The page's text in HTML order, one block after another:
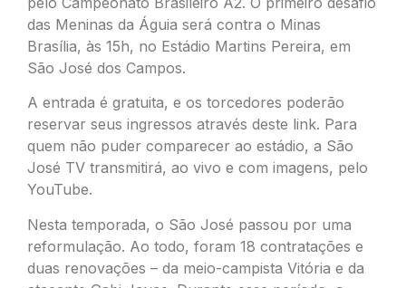
das Meninas da Águia será contra o Minas
Brasília, às 15h, no Estádio Martins Pereira, em
São José dos Campos.
A entrada é gratuita, e os torcedores poderão
reservar seus ingressos através deste link. Para
quem não puder comparecer ao estádio, a São
José TV transmitirá, ao vivo e com imagens, pelo
YouTube.
Nesta temporada, o São José passou por uma
reformulação. Ao todo, foram 18 contratações e
duas renovações – da meio-campista Vitória e da